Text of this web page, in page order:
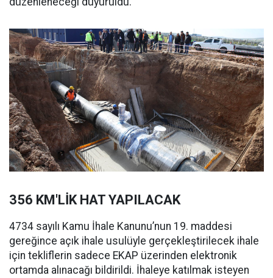
356 KM'LİK HAT YAPILACAK
4734 sayılı Kamu İhale Kanunu’nun 19. maddesi
gereğince açık ihale usulüyle gerçekleştirilecek ihale
için tekliflerin sadece EKAP üzerinden elektronik
ortamda alınacağı bildirildi. İhaleye katılmak isteyen